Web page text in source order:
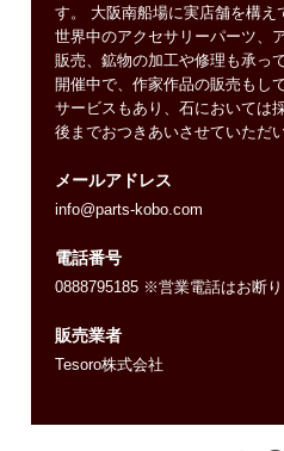
す。 大阪南船場に実店舗を構え
世界中のアクセサリーパーツ、
販売、鉱物の加工や修理も承っ
開催中で、作家作品の販売もし
サービスもあり、石においては
後までおつきあいさせていただ
メールアドレス
info@parts-kobo.com
電話番号
0888795185 ※営業電話はお断り
販売業者
Tesoro株式会社